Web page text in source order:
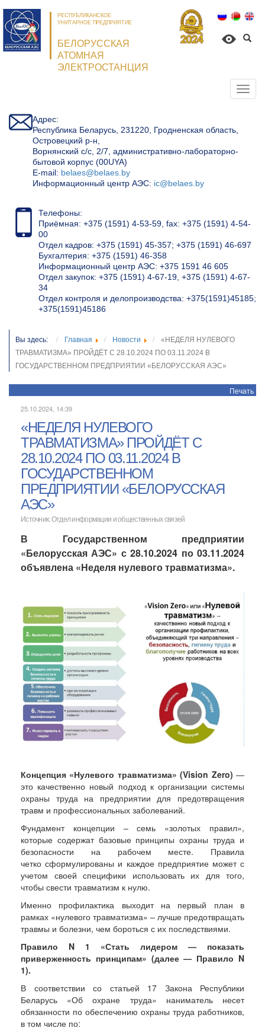
РЕСПУБЛИКАНСКОЕ
УНИТАРНОЕ ПРЕДПРИЯТИЕ
БЕЛОРУССКАЯ
АТОМНАЯ
ЭЛЕКТРОСТАНЦИЯ
Адрес:
Республика Беларусь, 231220, Гродненская область,
Островецкий р-н,
Ворнянский с/с, 2/7, административно-лабораторно-
бытовой корпус (00UYA)
Е-mail: belaes@belaes.by
Информационный центр АЭС: ic@belaes.by
Телефоны:
Приёмная: +375 (1591) 4-53-59, fax: +375 (1591) 4-54-
00
Отдел кадров: +375 (1591) 45-357; +375 (1591) 46-697
Бухгалтерия: +375 (1591) 46-358
Информационный центр АЭС: +375 1591 46 605
Отдел закупок: +375 (1591) 4-67-19, +375 (1591) 4-67-
34
Отдел контроля и делопроизводства: +375(1591)45185;
+375(1591)45186
Вы здесь: Главная Новости
«НЕДЕЛЯ НУЛЕВОГО
ТРАВМАТИЗМА» ПРОЙДЁТ С 28.10.2024 ПО 03.11.2024 В
ГОСУДАРСТВЕННОМ ПРЕДПРИЯТИИ «БЕЛОРУССКАЯ АЭС»
Печать
25.10.2024, 14:39
«НЕДЕЛЯ НУЛЕВОГО
ТРАВМАТИЗМА» ПРОЙДЁТ С
28.10.2024 ПО 03.11.2024 В
ГОСУДАРСТВЕННОМ
ПРЕДПРИЯТИИ «БЕЛОРУССКАЯ
АЭС»
Источник: Отдел информации и общественных связей
В Государственном предприятии
«Белорусская АЭС» с 28.10.2024 по 03.11.2024
объявлена «Неделя нулевого травматизма».
Концепция «Нулевого травматизма» (Vision Zero) —
это качественно новый подход к организации системы
охраны труда на предприятии для предотвращения
травм и профессиональных заболеваний.
Фундамент концепции – семь «золотых правил»,
которые содержат базовые принципы охраны труда и
безопасности на рабочем месте. Правила
четко сформулированы и каждое предприятие может с
учетом своей специфики использовать их для того,
чтобы свести травматизм к нулю.
Именно профилактика выходит на первый план в
рамках «нулевого травматизма» – лучше предотвращать
травмы и болезни, чем бороться с их последствиями.
Правило N 1 «Стать лидером — показать
приверженность принципам» (далее — Правило N
1).
В соответствии со статьей 17 Закона Республики
Беларусь «Об охране труда» наниматель несет
обязанности по обеспечению охраны труда работников,
в том числе по: